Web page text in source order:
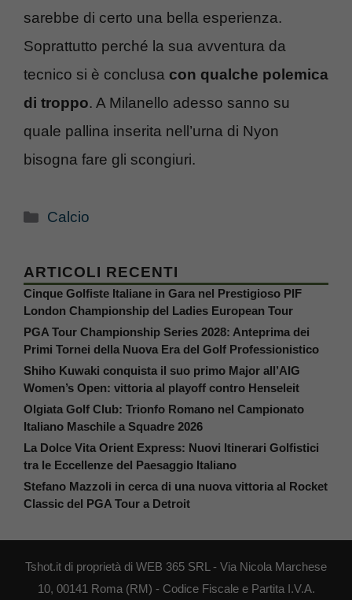
sarebbe di certo una bella esperienza.
Soprattutto perché la sua avventura da
tecnico si è conclusa con qualche polemica
di troppo. A Milanello adesso sanno su
quale pallina inserita nell’urna di Nyon
bisogna fare gli scongiuri.
Categorie
Calcio
ARTICOLI RECENTI
Cinque Golfiste Italiane in Gara nel Prestigioso PIF
London Championship del Ladies European Tour
PGA Tour Championship Series 2028: Anteprima dei
Primi Tornei della Nuova Era del Golf Professionistico
Shiho Kuwaki conquista il suo primo Major all’AIG
Women’s Open: vittoria al playoff contro Henseleit
Olgiata Golf Club: Trionfo Romano nel Campionato
Italiano Maschile a Squadre 2026
La Dolce Vita Orient Express: Nuovi Itinerari Golfistici
tra le Eccellenze del Paesaggio Italiano
Stefano Mazzoli in cerca di una nuova vittoria al Rocket
Classic del PGA Tour a Detroit
Tshot.it di proprietà di WEB 365 SRL - Via Nicola Marchese
10, 00141 Roma (RM) - Codice Fiscale e Partita I.V.A.